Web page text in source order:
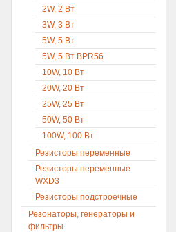
2W, 2 Вт
3W, 3 Вт
5W, 5 Вт
5W, 5 Вт BPR56
10W, 10 Вт
20W, 20 Вт
25W, 25 Вт
50W, 50 Вт
100W, 100 Вт
Резисторы переменные
Резисторы переменные
WXD3
Резисторы подстроечные
Резонаторы, генераторы и
фильтры